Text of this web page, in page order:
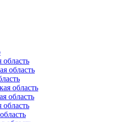
область
область
область
область
область